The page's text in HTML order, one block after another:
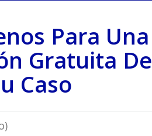
Para Una
Gratuita De
Caso